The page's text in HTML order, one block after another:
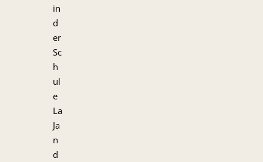
in
d
er
Sc
h
ul
e
La
Ja
n
d